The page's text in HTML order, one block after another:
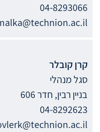
04-8293066
קרןקובלר
סגל מנהלי
בניין רבין, חדר 606
04-8292623